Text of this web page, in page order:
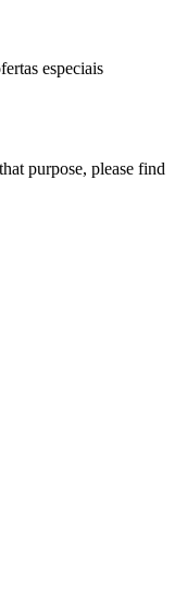
especiais
purpose, please find